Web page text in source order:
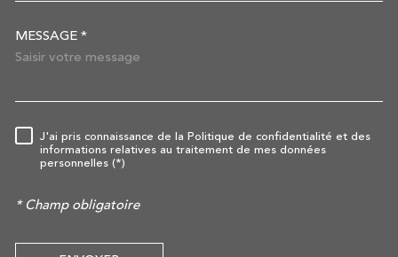
MESSAGE *
RÈGLEMENTATION
J'ai pris connaissance de la Politique de confidentialité et des
informations relatives au traitement de mes données
personnelles (*)
* Champ obligatoire